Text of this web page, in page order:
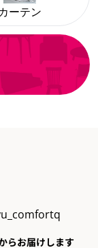
カーテン
らお届けします